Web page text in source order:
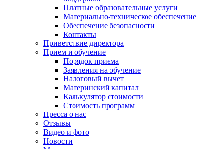
Платные образовательные услуги
Материально-техническое обеспечение
Обеспечение безопасности
Контакты
Приветствие директора
Прием и обучение
Порядок приема
Заявления на обучение
Налоговый вычет
Материнский капитал
Калькулятор стоимости
Стоимость программ
Пресса о нас
Отзывы
Видео и фото
Новости